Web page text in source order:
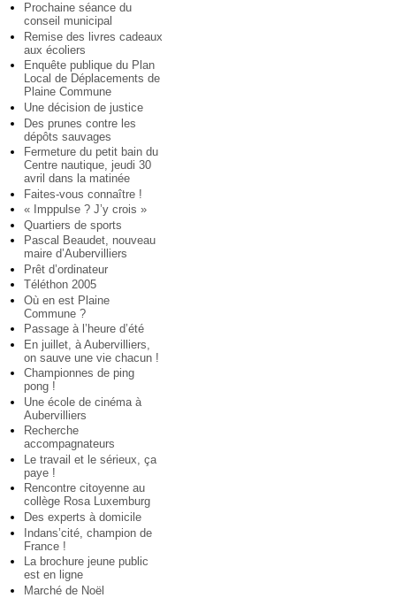
Prochaine séance du
conseil municipal
Remise des livres cadeaux
aux écoliers
Enquête publique du Plan
Local de Déplacements de
Plaine Commune
Une décision de justice
Des prunes contre les
dépôts sauvages
Fermeture du petit bain du
Centre nautique, jeudi 30
avril dans la matinée
Faites-vous connaître !
« Imppulse ? J’y crois »
Quartiers de sports
Pascal Beaudet, nouveau
maire d’Aubervilliers
Prêt d’ordinateur
Téléthon 2005
Où en est Plaine
Commune ?
Passage à l’heure d’été
En juillet, à Aubervilliers,
on sauve une vie chacun !
Championnes de ping
pong !
Une école de cinéma à
Aubervilliers
Recherche
accompagnateurs
Le travail et le sérieux, ça
paye !
Rencontre citoyenne au
collège Rosa Luxemburg
Des experts à domicile
Indans’cité, champion de
France !
La brochure jeune public
est en ligne
Marché de Noël